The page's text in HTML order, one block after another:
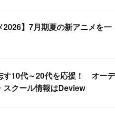
2026】7月期夏の新アニメを一
す10代～20代を応援！ オーデ
スクール情報はDeview